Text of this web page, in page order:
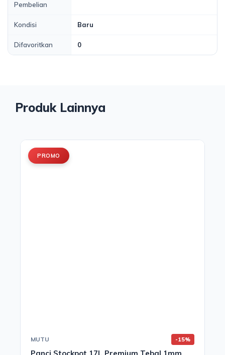
Pembelian
Kondisi Baru
Difavoritkan 0
Produk Lainnya
PROMO
MUTU -15%